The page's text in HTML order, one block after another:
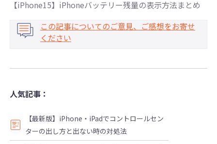
【iPhone15】iPhoneバッテリー残量の表示方法まとめ
この記事についてのご意見、ご感想をお寄せ
ください
人気記事：
【最新版】iPhone・iPadでコントロールセン
ターの出し方と出ない時の対処法